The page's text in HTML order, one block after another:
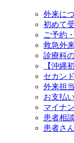
外来に
初めて
ご予約
救急外
診療科
【沖縄
セカン
外来担
お支払
マイナ
患者相
患者さ